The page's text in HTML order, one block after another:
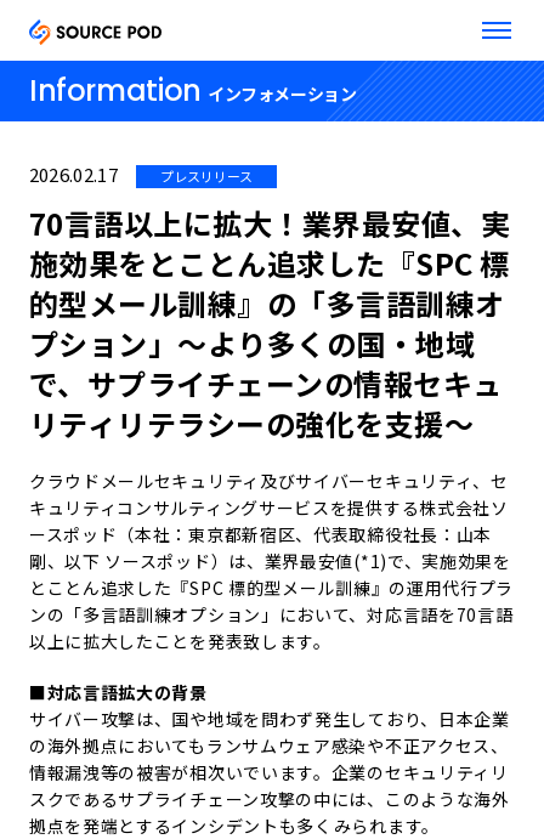
Information インフォメーション
2026.02.17 プレスリリース
70言語以上に拡大！業界最安値、実
施効果をとことん追求した『SPC 標
的型メール訓練』の「多言語訓練オ
プション」～より多くの国・地域
で、サプライチェーンの情報セキュ
リティリテラシーの強化を支援～
クラウドメールセキュリティ及びサイバーセキュリティ、セ
キュリティコンサルティングサービスを提供する株式会社ソ
ースポッド（本社：東京都新宿区、代表取締役社長：山本
剛、以下 ソースポッド）は、業界最安値(*1)で、実施効果を
とことん追求した『SPC 標的型メール訓練』の運用代行プラ
ンの「多言語訓練オプション」において、対応言語を70言語
以上に拡大したことを発表致します。
■対応言語拡大の背景
サイバー攻撃は、国や地域を問わず発生しており、日本企業
の海外拠点においてもランサムウェア感染や不正アクセス、
情報漏洩等の被害が相次いでいます。企業のセキュリティリ
スクであるサプライチェーン攻撃の中には、このような海外
拠点を発端とするインシデントも多くみられます。